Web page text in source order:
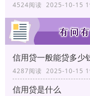
4524阅读 2025-10-15
信用贷一般能贷多少
4287阅读 2025-10-15
信用贷是什么